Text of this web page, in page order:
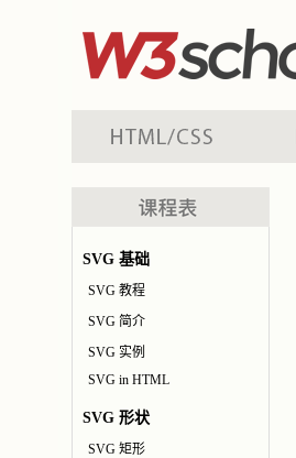
SVG 基础
SVG 教程
SVG 简介
SVG 实例
SVG in HTML
SVG 形状
SVG 矩形